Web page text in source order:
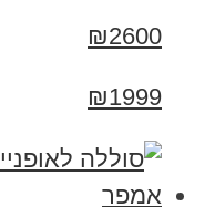
₪2600
₪1999